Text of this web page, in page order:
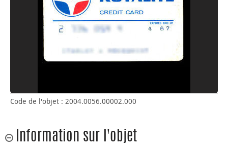
Code de l'objet : 2004.0056.00002.000
Information sur l'objet